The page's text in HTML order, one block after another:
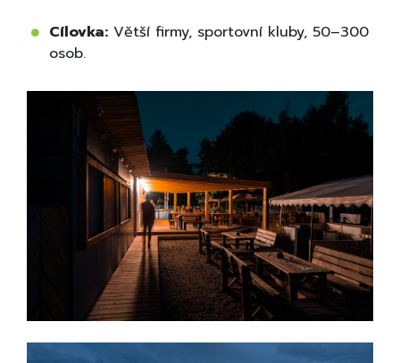
Cílovka: Větší firmy, sportovní kluby, 50–300
osob.